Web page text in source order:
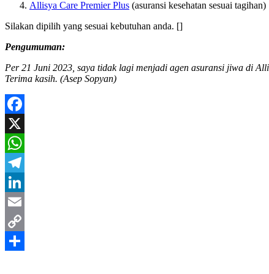
Allisya Care Premier Plus (asuransi kesehatan sesuai tagihan)
Silakan dipilih yang sesuai kebutuhan anda. []
Pengumuman:
Per 21 Juni 2023, saya tidak lagi menjadi agen asuransi jiwa di
Terima kasih. (Asep Sopyan)
Facebook
X
WhatsApp
Telegram
LinkedIn
Email
Copy